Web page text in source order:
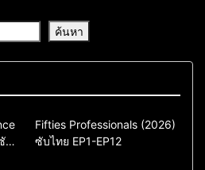
ค้นหา
บ
Action & Adventure
Comedy
Drama
Fifties Professionals (2026)
ซับไทย EP1-EP12